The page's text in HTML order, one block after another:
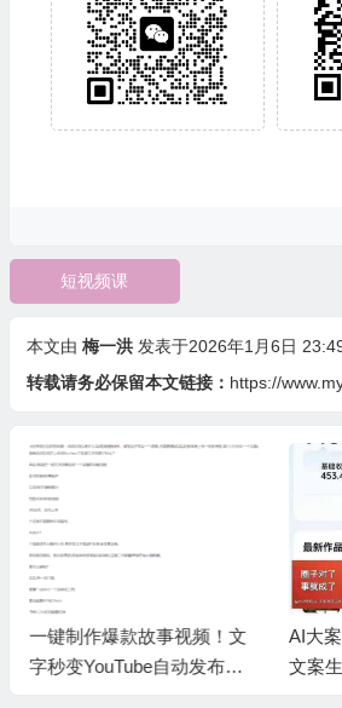
短视频课
本文由 梅一洪 发表于2026年1月6日
转载请务必保留本文链接： https://
一键制作爆款故事视频！文
字秒变YouTube自动发布的
AI大
文案